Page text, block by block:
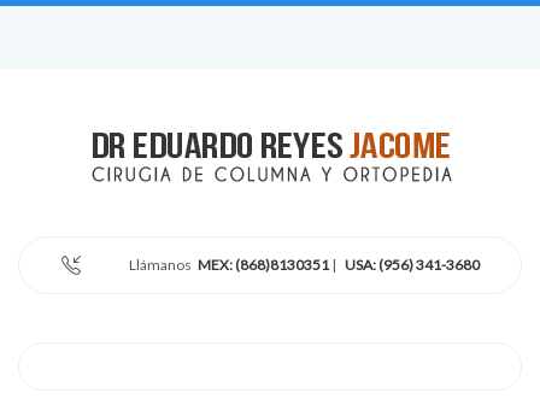
Llámanos MEX: (868)8130351| USA: (956) 341-3680